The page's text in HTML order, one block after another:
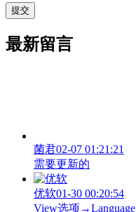
最新留言
菌君02-07 01:21:21
需要更新的
优软01-30 00:20:54
View‌选项→Language